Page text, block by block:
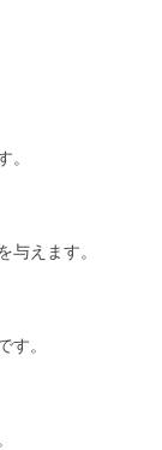
。
与えます。
す。